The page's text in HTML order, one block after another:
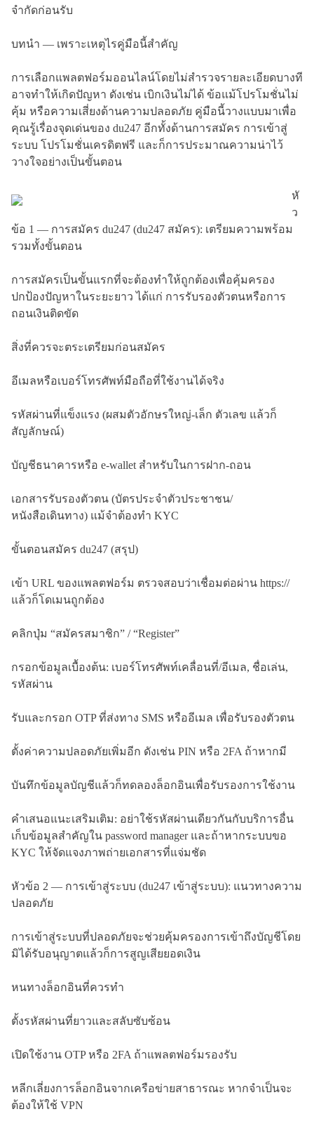
จำกัดก่อนรับ
บทนำ — เพราะเหตุไรคู่มือนี้สำคัญ
การเลือกแพลตฟอร์มออนไลน์โดยไม่สำรวจรายละเอียดบางที
อาจทำให้เกิดปัญหา ดังเช่น เบิกเงินไม่ได้ ข้อแม้โปรโมชั่นไม่
คุ้ม หรือความเสี่ยงด้านความปลอดภัย คู่มือนี้วางแบบมาเพื่อ
คุณรู้เรื่องจุดเด่นของ du247 อีกทั้งด้านการสมัคร การเข้าสู่
ระบบ โปรโมชั่นเครดิตฟรี และก็การประมาณความน่าไว้
วางใจอย่างเป็นขั้นตอน
หั
ว
ข้อ 1 — การสมัคร du247 (du247 สมัคร): เตรียมความพร้อม
รวมทั้งขั้นตอน
การสมัครเป็นขั้นแรกที่จะต้องทำให้ถูกต้องเพื่อคุ้มครอง
ปกป้องปัญหาในระยะยาว ได้แก่ การรับรองตัวตนหรือการ
ถอนเงินติดขัด
สิ่งที่ควรจะตระเตรียมก่อนสมัคร
อีเมลหรือเบอร์โทรศัพท์มือถือที่ใช้งานได้จริง
รหัสผ่านที่แข็งแรง (ผสมตัวอักษรใหญ่-เล็ก ตัวเลข แล้วก็
สัญลักษณ์)
บัญชีธนาคารหรือ e-wallet สำหรับในการฝาก-ถอน
เอกสารรับรองตัวตน (บัตรประจำตัวประชาชน/
หนังสือเดินทาง) แม้จำต้องทำ KYC
ขั้นตอนสมัคร du247 (สรุป)
เข้า URL ของแพลตฟอร์ม ตรวจสอบว่าเชื่อมต่อผ่าน https://
แล้วก็โดเมนถูกต้อง
คลิกปุ่ม “สมัครสมาชิก” / “Register”
กรอกข้อมูลเบื้องต้น: เบอร์โทรศัพท์เคลื่อนที่/อีเมล, ชื่อเล่น,
รหัสผ่าน
รับและกรอก OTP ที่ส่งทาง SMS หรืออีเมล เพื่อรับรองตัวตน
ตั้งค่าความปลอดภัยเพิ่มอีก ดังเช่น PIN หรือ 2FA ถ้าหากมี
บันทึกข้อมูลบัญชีแล้วก็ทดลองล็อกอินเพื่อรับรองการใช้งาน
คำเสนอแนะเสริมเติม: อย่าใช้รหัสผ่านเดียวกันกับบริการอื่น
เก็บข้อมูลสำคัญใน password manager และถ้าหากระบบขอ
KYC ให้จัดแจงภาพถ่ายเอกสารที่แจ่มชัด
หัวข้อ 2 — การเข้าสู่ระบบ (du247 เข้าสู่ระบบ): แนวทางความ
ปลอดภัย
การเข้าสู่ระบบที่ปลอดภัยจะช่วยคุ้มครองการเข้าถึงบัญชีโดย
มิได้รับอนุญาตแล้วก็การสูญเสียยอดเงิน
หนทางล็อกอินที่ควรทำ
ตั้งรหัสผ่านที่ยาวและสลับซับซ้อน
เปิดใช้งาน OTP หรือ 2FA ถ้าแพลตฟอร์มรองรับ
หลีกเลี่ยงการล็อกอินจากเครือข่ายสาธารณะ หากจำเป็นจะ
ต้องให้ใช้ VPN